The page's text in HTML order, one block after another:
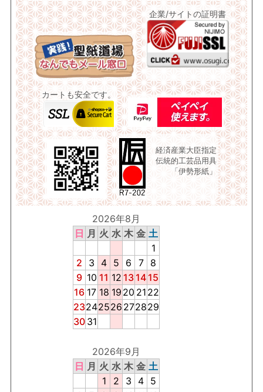
企業/サイトの証明書
カートも安全です。
経済産業大臣指定
伝統的工芸品用具
「伊勢形紙」
2026年8月
日 月 火 水 木 金 土
1
2
3 4 5 6 7
8
9 10 11 12 13 14 15
16 17 18 19 20 21 22
23242526 272829
30 31
2026年9月
日 月 火 水 木 金 土
1
2 3 4 5